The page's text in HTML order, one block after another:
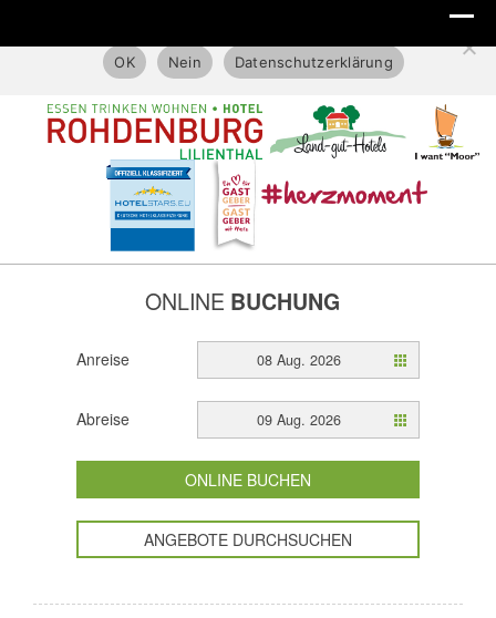
ONLINE BUCHUNG
Anreise 08 Aug. 2026
Abreise 09 Aug. 2026
ONLINE BUCHEN
ANGEBOTE DURCHSUCHEN
OK
Nein Datenschutzerklärung